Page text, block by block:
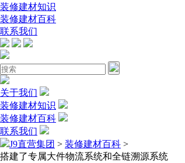
装修建材知识
装修建材百科
联系我们
关于我们
装修建材知识
装修建材百科
联系我们
J9直营集团 > 装修建材百科 >
搭建了专属大件物流系统和全链溯源系统